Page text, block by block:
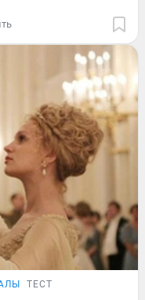
ТЕСТ